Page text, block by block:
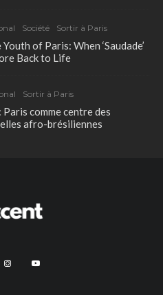
Société Sortir à Paris
of Paris: When ‘Saudade’
Back to Life
Sortir à Paris
Paris comme centre des
afro-brésiliennes